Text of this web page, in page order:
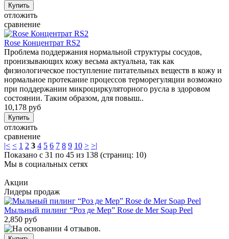
отложить
сравнение
Rose Концентрат RS2
Проблема поддержания нормальной структуры сосудов,
пронизывающих кожу весьма актуальна, так как
физиологическое поступление питательных веществ в кожу и
нормальное протекание процессов терморегуляции возможно
при поддержании микроциркуляторного русла в здоровом
состоянии. Таким образом, для повыш..
10,178 руб
отложить
сравнение
|< < 1 2 3 4 5 6 7 8 9 10 > >|
Показано с 31 по 45 из 138 (страниц: 10)
Мы в социальных сетях
Акции
Лидеры продаж
Мыльный пилинг “Роз де Мер” Rose de Mer Soap Peel
2,850 руб